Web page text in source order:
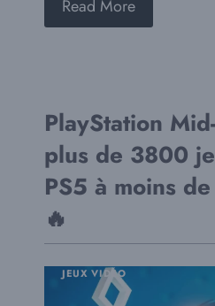
Read More
PlayStation
plus de 3800
PS5 à moins
🔥
JEUX VIDÉO